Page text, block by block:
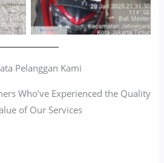
Pelanggan Kami
Who’ve Experienced the Quality
of Our Services